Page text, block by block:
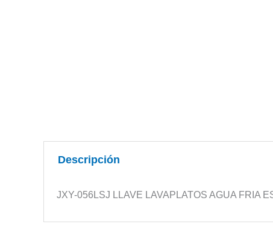
Descripción
JXY-056LSJ LLAVE LAVAPLATOS AGUA FRIA